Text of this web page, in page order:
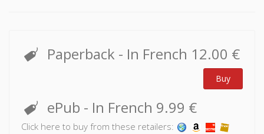
Paperback - In French 12.00 €
Buy
ePub - In French 9.99 €
Click here to buy from these retailers: